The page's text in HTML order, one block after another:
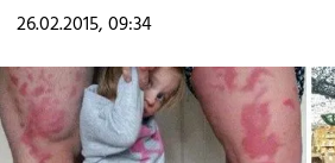
26.02.2015, 09:34